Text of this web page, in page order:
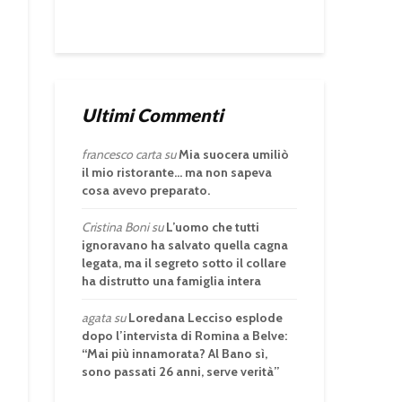
Ultimi Commenti
francesco cartasuMia suocera umiliò
il mio ristorante… ma non sapeva
cosa avevo preparato.
Cristina BonisuL’uomo che tutti
ignoravano ha salvato quella cagna
legata, ma il segreto sotto il collare
ha distrutto una famiglia intera
agatasuLoredana Lecciso esplode
dopo l’intervista di Romina a Belve:
“Mai più innamorata? Al Bano sì,
sono passati 26 anni, serve verità”